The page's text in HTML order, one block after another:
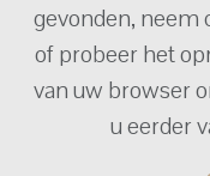
gevonden, neem
of probeer het
van uw browser
u eerder